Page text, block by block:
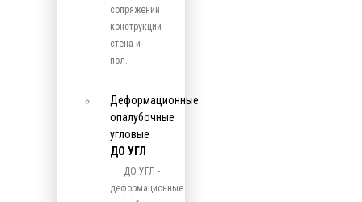
сопряжении
конструкций
стена и
пол.
Деформационные
опалубочные
угловые
ДО УГЛ
ДО УГЛ -
деформационные